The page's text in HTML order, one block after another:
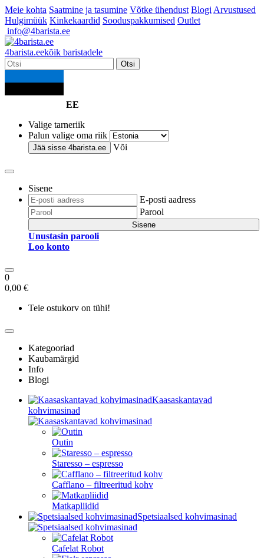
Meie kohta Saatmine ja tasumine Võtke ühendust Blogi Arvustused
Hulgimüük Kinkekaardid Sooduspakkumised Outlet
info@4barista.ee
4barista.eekõik baristadele
Otsi
EE
Valige tarneriik
Palun valige oma riik
Jää sisse 4barista.ee Või
Sisene
E-posti aadress
Parool
Sisene
Unustasin parooli
Loo konto
0
0,00 €
Teie ostukorv on tühi!
Kategooriad
Kaubamärgid
Info
Blogi
Kaasaskantavad
kohvimasinad
Outin
Staresso – espresso
Cafflano – filtreeritud kohv
Matkapliidid
Spetsiaalsed kohvimasinad
Cafelat Robot